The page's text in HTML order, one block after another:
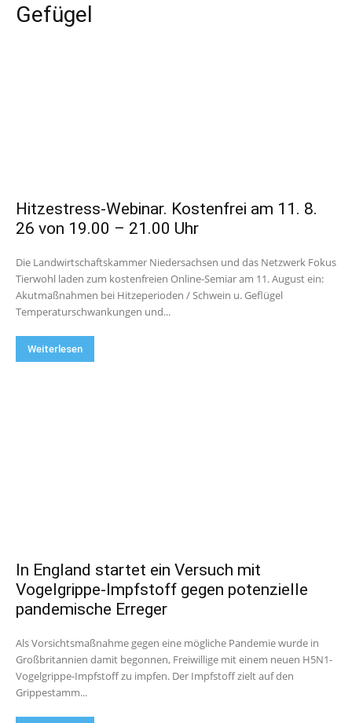
Gefügel
Hitzestress-Webinar. Kostenfrei am 11. 8.
26 von 19.00 – 21.00 Uhr
Die Landwirtschaftskammer Niedersachsen und das Netzwerk Fokus
Tierwohl laden zum kostenfreien Online-Semiar am 11. August ein:
Akutmaßnahmen bei Hitzeperioden / Schwein u. Geflügel
Temperaturschwankungen und...
Weiterlesen
In England startet ein Versuch mit
Vogelgrippe-Impfstoff gegen potenzielle
pandemische Erreger
Als Vorsichtsmaßnahme gegen eine mögliche Pandemie wurde in
Großbritannien damit begonnen, Freiwillige mit einem neuen H5N1-
Vogelgrippe-Impfstoff zu impfen. Der Impfstoff zielt auf den
Grippestamm...